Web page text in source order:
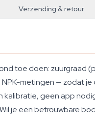
Verzending & retour
toe doen: zuurgraad
NPK-metingen — zodat
geen app
je een betrouwbare